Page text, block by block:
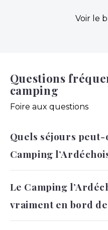
Voir le
Questions
camping
Foire aux questions
Quels séjours
Camping
Au Camping
plusieurs types de
voyager. Le camping
Le Camping
vraiment en bord